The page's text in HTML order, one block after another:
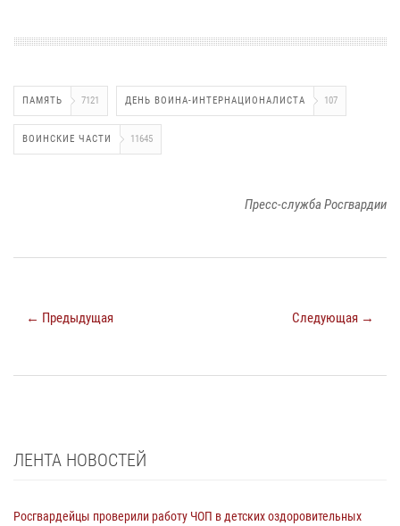
ПАМЯТЬ 7121 ДЕНЬ ВОИНА-ИНТЕРНАЦИОНАЛИСТА 107
ВОИНСКИЕ ЧАСТИ 11645
Пресс-служба Росгвардии
← Предыдущая Следующая →
ЛЕНТА НОВОСТЕЙ
Росгвардейцы проверили работу ЧОП в детских оздоровительных